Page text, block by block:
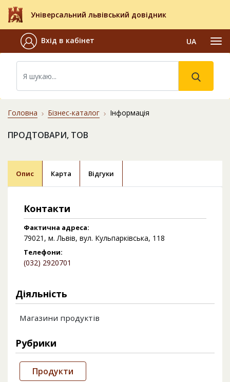
Універсальний львівський довідник
Вхід в кабінет UA
Головна Бізнес-каталог Інформація
ПРОДТОВАРИ, ТОВ
Опис Карта Відгуки
Контакти
Фактична адреса:
79021, м. Львів, вул. Кульпарківська, 118
Телефони:
(032) 2920701
Діяльність
Магазини продуктів
Рубрики
Продукти